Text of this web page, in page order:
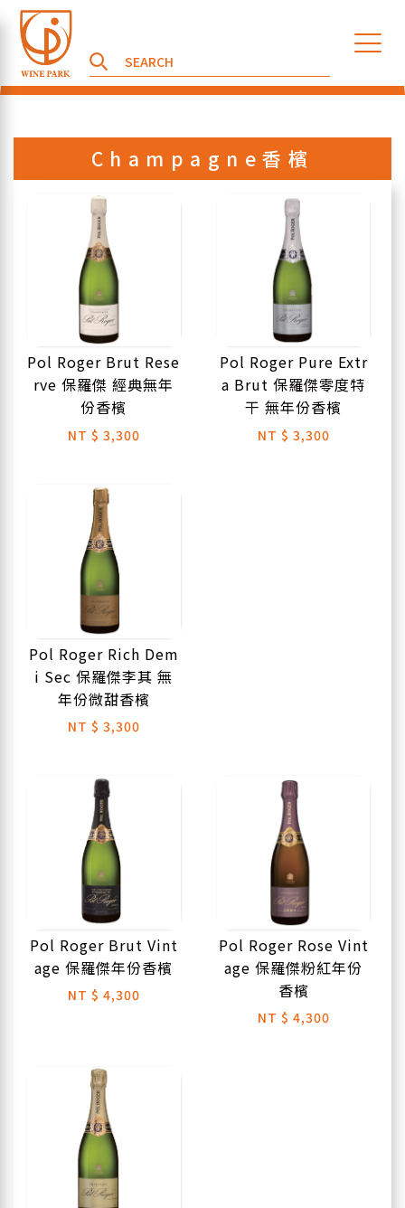
Champagne香檳
Pol Roger Brut Rese
rve 保羅傑 經典無年
份香檳
NT $ 3,300
Pol Roger Pure Extr
a Brut 保羅傑零度特
干 無年份香檳
NT $ 3,300
Pol Roger Rich Dem
i Sec 保羅傑李其 無
年份微甜香檳
NT $ 3,300
Pol Roger Brut Vint
age 保羅傑年份香檳
NT $ 4,300
Pol Roger Rose Vint
age 保羅傑粉紅年份
香檳
NT $ 4,300